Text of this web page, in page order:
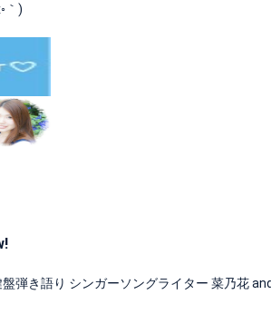
｀)
弾き語り シンガーソングライター 菜乃花